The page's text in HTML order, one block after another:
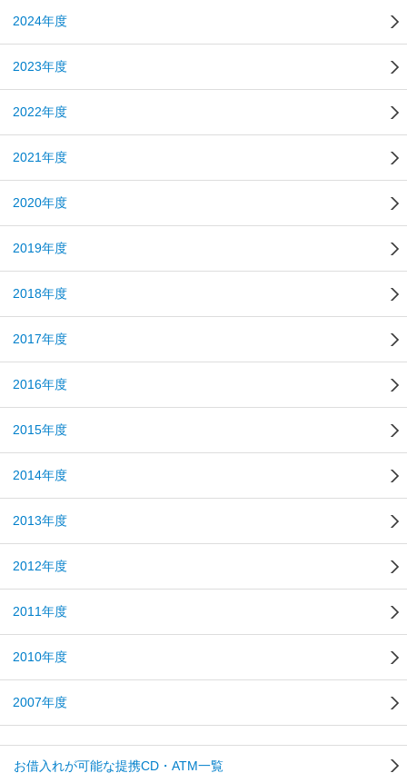
2024年度
2023年度
2022年度
2021年度
2020年度
2019年度
2018年度
2017年度
2016年度
2015年度
2014年度
2013年度
2012年度
2011年度
2010年度
2007年度
お借入れが可能な提携CD・ATM一覧